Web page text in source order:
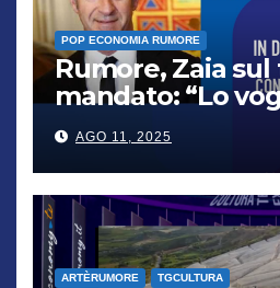
POP ECONOMIA RUMORE
Rumore, Zaia sul
mandato: “Lo
cittadini, chi non
verrà punito”
AGO 11, 2025
ARTÈRUMORE TGCULTURA